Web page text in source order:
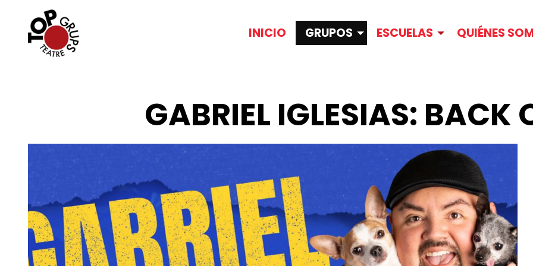
INICIO GRUPOS ESCUELAS QUIÉNES
GABRIEL IGLESIAS: BACK